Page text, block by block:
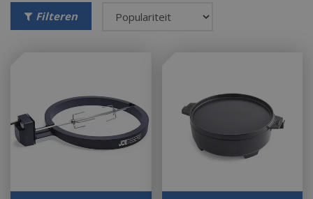
Filteren